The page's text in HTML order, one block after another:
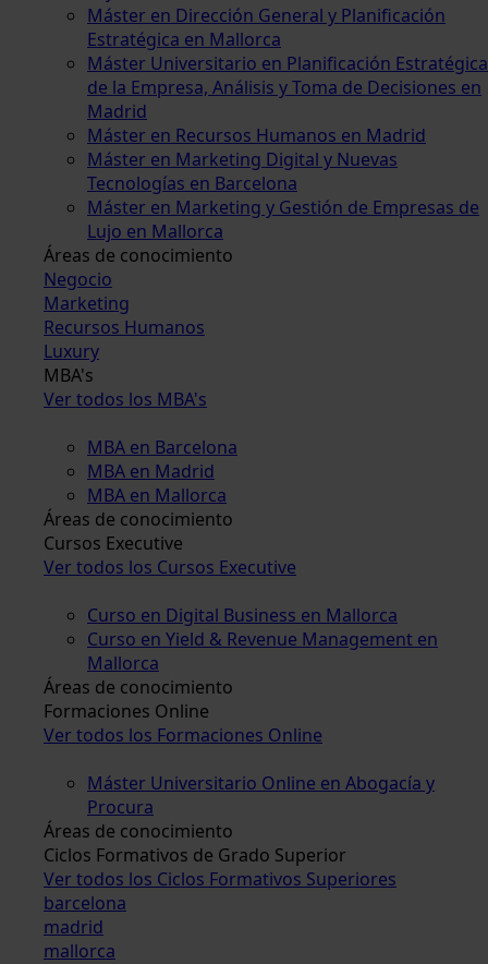
Máster en Dirección General y Planificación
Estratégica en Mallorca
Máster Universitario en Planificación Estratégica
de la Empresa, Análisis y Toma de Decisiones en
Madrid
Máster en Recursos Humanos en Madrid
Máster en Marketing Digital y Nuevas
Tecnologías en Barcelona
Máster en Marketing y Gestión de Empresas de
Lujo en Mallorca
Áreas de conocimiento
Negocio
Marketing
Recursos Humanos
Luxury
MBA's
Ver todos los MBA's
MBA en Barcelona
MBA en Madrid
MBA en Mallorca
Áreas de conocimiento
Cursos Executive
Ver todos los Cursos Executive
Curso en Digital Business en Mallorca
Curso en Yield & Revenue Management en
Mallorca
Áreas de conocimiento
Formaciones Online
Ver todos los Formaciones Online
Máster Universitario Online en Abogacía y
Procura
Áreas de conocimiento
Ciclos Formativos de Grado Superior
Ver todos los Ciclos Formativos Superiores
barcelona
madrid
mallorca